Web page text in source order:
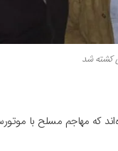
کشته شد
که مهاجم مسلح با